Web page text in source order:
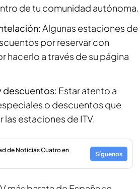
de tu comunidad autónoma.
: Algunas estaciones de
por reservar con
hacerlo a través de su página
descuentos: Estar atento a
o descuentos que
estaciones de ITV.
de Noticias Cuatro en
Síguenos